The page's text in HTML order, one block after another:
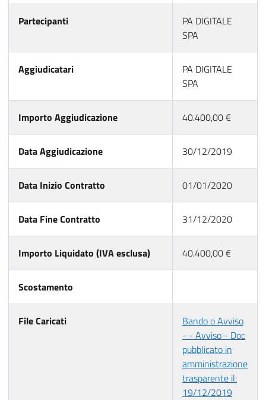
Partecipanti
PA DIGITALE
SPA
Aggiudicatari
PA DIGITALE
SPA
Importo Aggiudicazione 40.400,00 €
Data Aggiudicazione 30/12/2019
Data Inizio Contratto 01/01/2020
Data Fine Contratto 31/12/2020
Importo Liquidato (IVA esclusa) 40.400,00 €
Scostamento
File Caricati
Bando o Avviso
- - Avviso - Doc
pubblicato in
amministrazione
trasparente il:
19/12/2019